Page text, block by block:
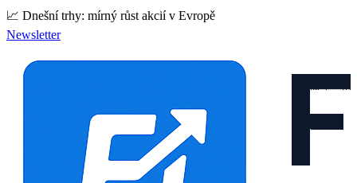
📈 Dnešní trhy: mírný růst akcií v Evropě
Newsletter